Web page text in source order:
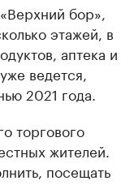
бор»,
этажей, в
аптека и
ведется,
2021 года.
торгового
жителей.
посещать